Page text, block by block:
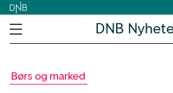
DNB
Børs og marked